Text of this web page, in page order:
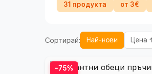
31 продукта от 3€
Сортирай: Най-нови Цена
-75%